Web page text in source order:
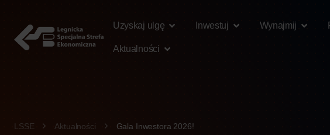
Uzyskaj ulgę
Inwestuj Wynajmij
Aktualności
LSSE Aktualności Gala Inwestora 2026!